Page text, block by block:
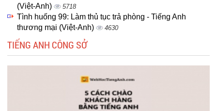
(Việt-Anh)
5718
Tình huống 99: Làm thủ tục trả phòng - Tiếng Anh
thương mại (Việt-Anh)
4630
TIẾNG ANH CÔNG SỞ